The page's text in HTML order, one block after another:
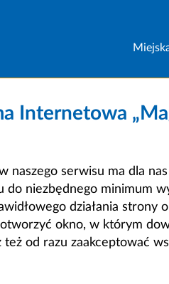
Internetowa
naszego serwisu ma dla
niezbędnego minimum
działania strony
otworzyć okno, w którym
od razu zaakceptować